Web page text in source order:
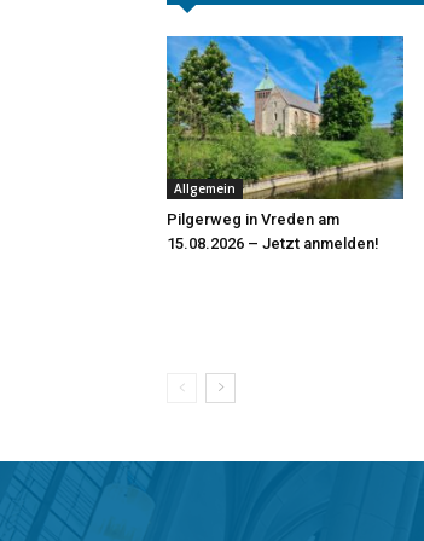
Allgemein
Pilgerweg in Vreden am
15.08.2026 – Jetzt anmelden!